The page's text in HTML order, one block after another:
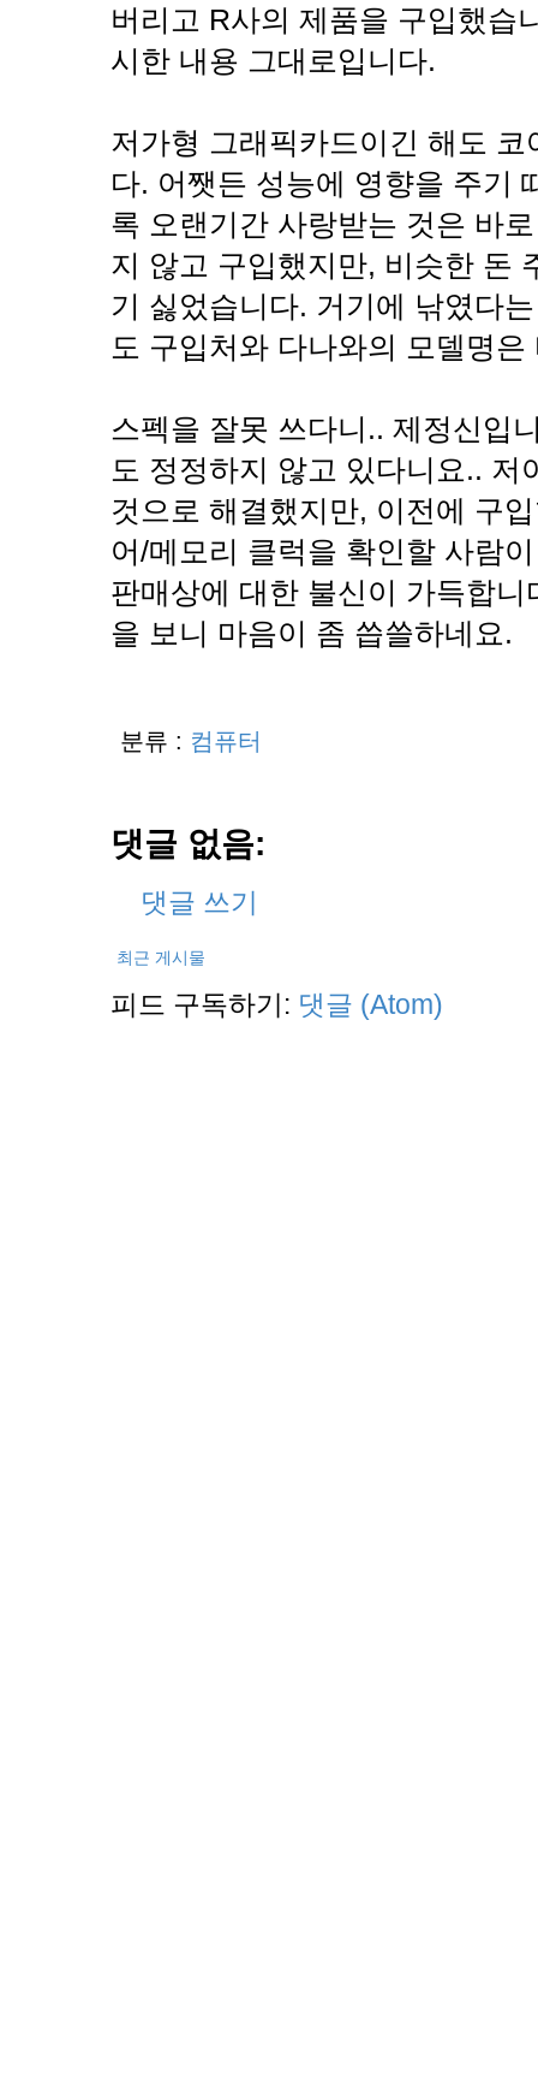
버리고 R사의 제품을 구입했습
시한 내용 그대로입니다.
저가형 그래픽카드이긴 해도
다. 어쨋든 성능에 영향을 주기
록 오랜기간 사랑받는 것은 바
지 않고 구입했지만, 비슷한 돈
기 싫었습니다. 거기에 낚였다
도 구입처와 다나와의 모델명
스펙을 잘못 쓰다니.. 제정신입
도 정정하지 않고 있다니요..
것으로 해결했지만, 이전에 구
어/메모리 클럭을 확인할 사람
판매상에 대한 불신이 가득합
을 보니 마음이 좀 씁쓸하네요.
분류 : 컴퓨터
댓글 없음:
댓글 쓰기
최근 게시물
피드 구독하기: 댓글 (Atom)